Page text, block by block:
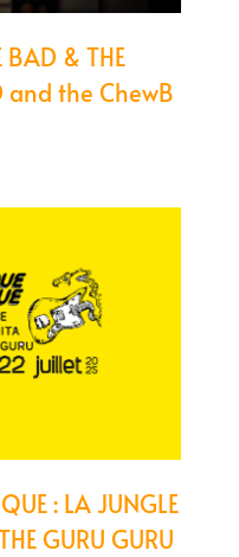
BAD & THE
and the ChewB
: LA JUNGLE
GURU GURU